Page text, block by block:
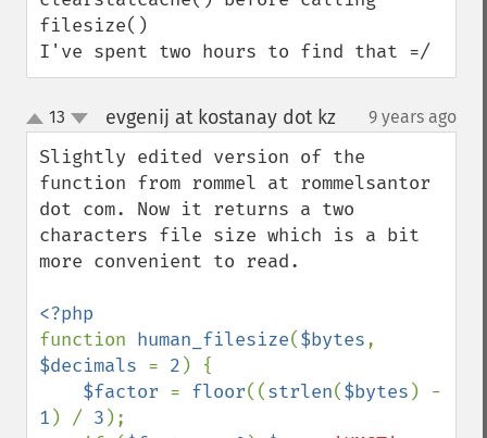
filesize()
I've spent two hours to find that =/
up
down
13 evgenij at kostanay dot kz¶ 9 years ago
Slightly edited version of the
function from rommel at rommelsantor
dot com. Now it returns a two
characters file size which is a bit
more convenient to read.
function human_filesize($bytes
$decimals = 2 ) {
$factor = floor((strlen($bytes
1 ) / 3 );